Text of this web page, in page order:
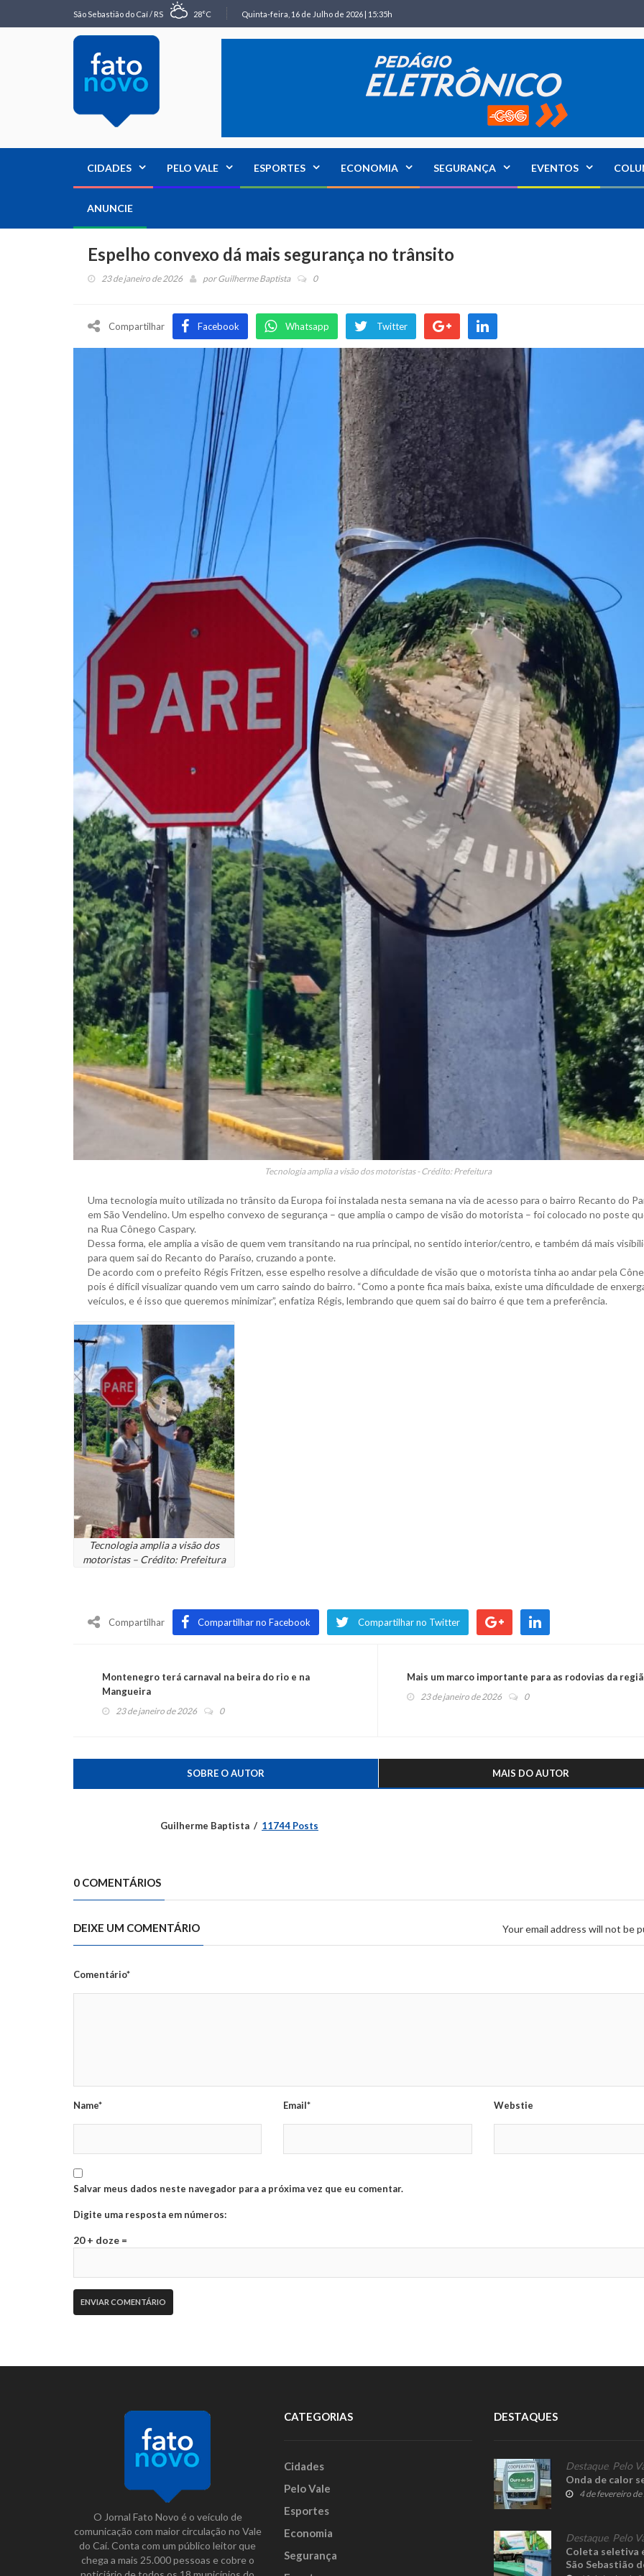
São Sebastião do Caí / RS 28°C Quinta-feira, 16 de Julho de 2026 | 15:35h
CIDADES PELO VALE ESPORTES ECONOMIA SEGURANÇA EVENTOS
ANUNCIE
Espelho convexo dá mais segurança no trânsito
23 de janeiro de 2026 porGuilherme Baptista 0
Compartilhar Facebook Whatsapp Twitter
Tecnologia amplia a visão dos motoristas - Crédito: Prefeitura
Uma tecnologia muito utilizada no trânsito da Europa foi instalada nesta semana na via de acesso para o bairro Recanto do
em São Vendelino. Um espelho convexo de segurança – que amplia o campo de visão do motorista – foi colocado no poste
na Rua Cônego Caspary.
Dessa forma, ele amplia a visão de quem vem transitando na rua principal, no sentido interior/centro, e também dá mais
para quem sai do Recanto do Paraíso, cruzando a ponte.
De acordo com o prefeito Régis Fritzen, esse espelho resolve a dificuldade de visão que o motorista tinha ao andar pela
pois é difícil visualizar quando vem um carro saindo do bairro. “Como a ponte fica mais baixa, existe uma dificuldade de
veículos, e é isso que queremos minimizar”, enfatiza Régis, lembrando que quem sai do bairro é que tem a preferência.
Tecnologia amplia a visão dos
motoristas – Crédito: Prefeitura
Compartilhar Compartilhar no Facebook Compartilhar no Twitter
Montenegro terá carnaval na beira do rio e na
Mangueira
23 de janeiro de 2026 0
Mais um marco importante para as rodovias da
23 de janeiro de 2026 0
SOBRE O AUTOR MAIS DO AUTOR
Guilherme Baptista 11744 Posts
0 COMENTÁRIOS
DEIXE UM COMENTÁRIO Your email address will not be
Comentário*
Name* Email* Webstie
Salvar meus dados neste navegador para a próxima vez que eu comentar.
Digite uma resposta em números:
20 + doze =
O Jornal Fato Novo é o veículo de
comunicação com maior circulação no Vale
do Caí. Conta com um público leitor que
chega a mais 25.000 pessoas e cobre o
CATEGORIAS
Cidades
Pelo Vale
Esportes
Economia
Segurança
DESTAQUES
Destaque, Pelo
Onda de calor
4 de fevereiro
Destaque, Pelo
Coleta seletiva
São Sebastião